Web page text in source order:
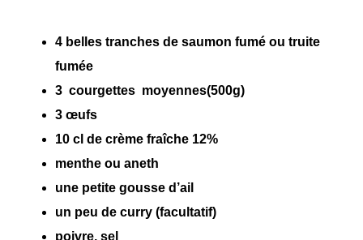
4 belles tranches de saumon fumé ou truite
fumée
3 courgettes moyennes(500g)
3 œufs
10 cl de crème fraîche 12%
menthe ou aneth
une petite gousse d’ail
un peu de curry (facultatif)
poivre, sel